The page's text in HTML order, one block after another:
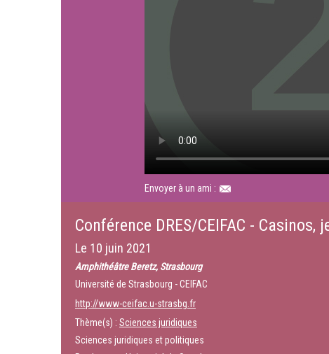
Envoyer à un ami :
Conférence DRES/CEIFAC -
Le 10 juin 2021
Amphithéâtre Beretz, Strasbourg
Université de Strasbourg - CEIFAC
http://www-ceifac.u-strasbg.fr
Thème(s) : Sciences juridiques
Sciences juridiques et politiques